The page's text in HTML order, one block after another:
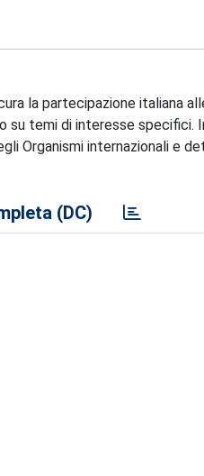
la partecipazione italiana
temi di interesse specifici.
Organismi internazionali e
(DC)